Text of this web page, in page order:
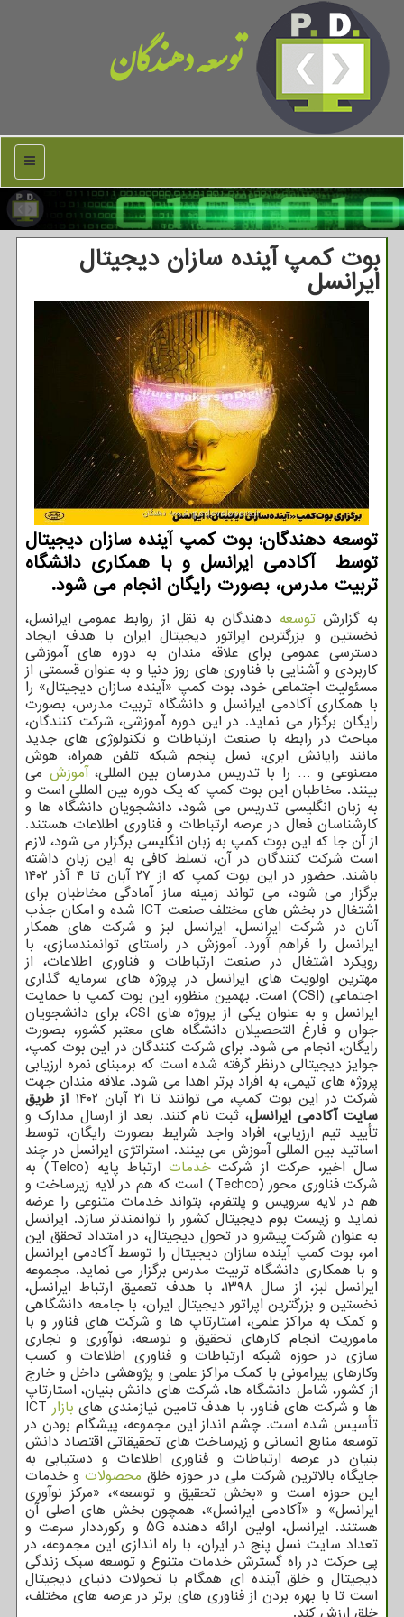
توسعه دهندگان
منو
بوت کمپ آینده سازان دیجیتال
ایرانسل
توسعه دهندگان: بوت کمپ آینده سازان دیجیتال
توسط آکادمی ایرانسل و با همکاری دانشگاه
تربیت مدرس، بصورت رایگان انجام می شود.
به گزارشتوسعه دهندگان به نقل از روابط عمومی ایرانسل،
نخستین و بزرگترین اپراتور دیجیتال ایران با هدف ایجاد
دسترسی عمومی برای علاقه مندان به دوره های آموزشی
کاربردی و آشنایی با فناوری های روز دنیا و به عنوان قسمتی از
مسئولیت اجتماعی خود، بوت کمپ «آینده سازان دیجیتال» را
با همکاری آکادمی ایرانسل و دانشگاه تربیت مدرس، بصورت
رایگان برگزار می نماید. در این دوره آموزشی، شرکت کنندگان،
مباحث در رابطه با صنعت ارتباطات و تکنولوژی های جدید
مانند رایانش ابری، نسل پنجم شبکه تلفن همراه، هوش
مصنوعی و … را با تدریس مدرسان بین المللی،آموزش می
بینند. مخاطبان این بوت کمپ که یک دوره بین المللی است و
به زبان انگلیسی تدریس می شود، دانشجویان دانشگاه ها و
کارشناسان فعال در عرصه ارتباطات و فناوری اطلاعات هستند.
از آن جا که این بوت کمپ به زبان انگلیسی برگزار می شود، لازم
است شرکت کنندگان در آن، تسلط کافی به این زبان داشته
باشند. حضور در این بوت کمپ که از ۲۷ آبان تا ۴ آذر ۱۴۰۲
برگزار می شود، می تواند زمینه ساز آمادگی مخاطبان برای
اشتغال در بخش های مختلف صنعت ICT شده و امکان جذب
آنان در شرکت ایرانسل، ایرانسل لبز و شرکت های همکار
ایرانسل را فراهم آورد. آموزش در راستای توانمندسازی، با
رویکرد اشتغال در صنعت ارتباطات و فناوری اطلاعات، از
مهترین اولویت های ایرانسل در پروژه های سرمایه گذاری
اجتماعی (CSI) است. بهمین منظور، این بوت کمپ با حمایت
ایرانسل و به عنوان یکی از پروژه های CSI، برای دانشجویان
جوان و فارغ التحصیلان دانشگاه های معتبر کشور، بصورت
رایگان، انجام می شود. برای شرکت کنندگان در این بوت کمپ،
جوایز دیجیتالی درنظر گرفته شده است که برمبنای نمره ارزیابی
پروژه های تیمی، به افراد برتر اهدا می شود. علاقه مندان جهت
شرکت در این بوت کمپ، می توانند تا ۲۱ آبان ۱۴۰۲ از طریق
سایت آکادمی ایرانسل، ثبت نام کنند. بعد از ارسال مدارک و
تأیید تیم ارزیابی، افراد واجد شرایط بصورت رایگان، توسط
اساتید بین المللی آموزش می بینند. استراتژی ایرانسل در چند
سال اخیر، حرکت از شرکتخدمات ارتباط پایه (Telco) به
شرکت فناوری محور (Techco) است که هم در لایه زیرساخت و
هم در لایه سرویس و پلتفرم، بتواند خدمات متنوعی را عرضه
نماید و زیست بوم دیجیتال کشور را توانمندتر سازد. ایرانسل
به عنوان شرکت پیشرو در تحول دیجیتال، در امتداد تحقق این
امر، بوت کمپ آینده سازان دیجیتال را توسط آکادمی ایرانسل
و با همکاری دانشگاه تربیت مدرس برگزار می نماید. مجموعه
ایرانسل لبز، از سال ۱۳۹۸، با هدف تعمیق ارتباط ایرانسل،
نخستین و بزرگترین اپراتور دیجیتال ایران، با جامعه دانشگاهی
و کمک به مراکز علمی، استارتاپ ها و شرکت های فناور و با
ماموریت انجام کارهای تحقیق و توسعه، نوآوری و تجاری
سازی در حوزه شبکه ارتباطات و فناوری اطلاعات و کسب
وکارهای پیرامونی با کمک مراکز علمی و پژوهشی داخل و خارج
از کشور، شامل دانشگاه ها، شرکت های دانش بنیان، استارتاپ
ها و شرکت های فناور، با هدف تامین نیازمندی های بازار ICT
تأسیس شده است. چشم انداز این مجموعه، پیشگام بودن در
توسعه منابع انسانی و زیرساخت های تحقیقاتی اقتصاد دانش
بنیان در عرصه ارتباطات و فناوری اطلاعات و دستیابی به
جایگاه بالاترین شرکت ملی در حوزه خلق محصولات و خدمات
این حوزه است و «بخش تحقیق و توسعه»، «مرکز نوآوری
ایرانسل» و «آکادمی ایرانسل»، همچون بخش های اصلی آن
هستند. ایرانسل، اولین ارائه دهنده 5G و رکورددار سرعت و
تعداد سایت نسل پنج در ایران، با راه اندازی این مجموعه، در
پی حرکت در راه گسترش خدمات متنوع و توسعه سبک زندگی
دیجیتال و خلق آینده ای همگام با تحولات دنیای دیجیتال
است تا با بهره بردن از فناوری های برتر در عرصه های مختلف،